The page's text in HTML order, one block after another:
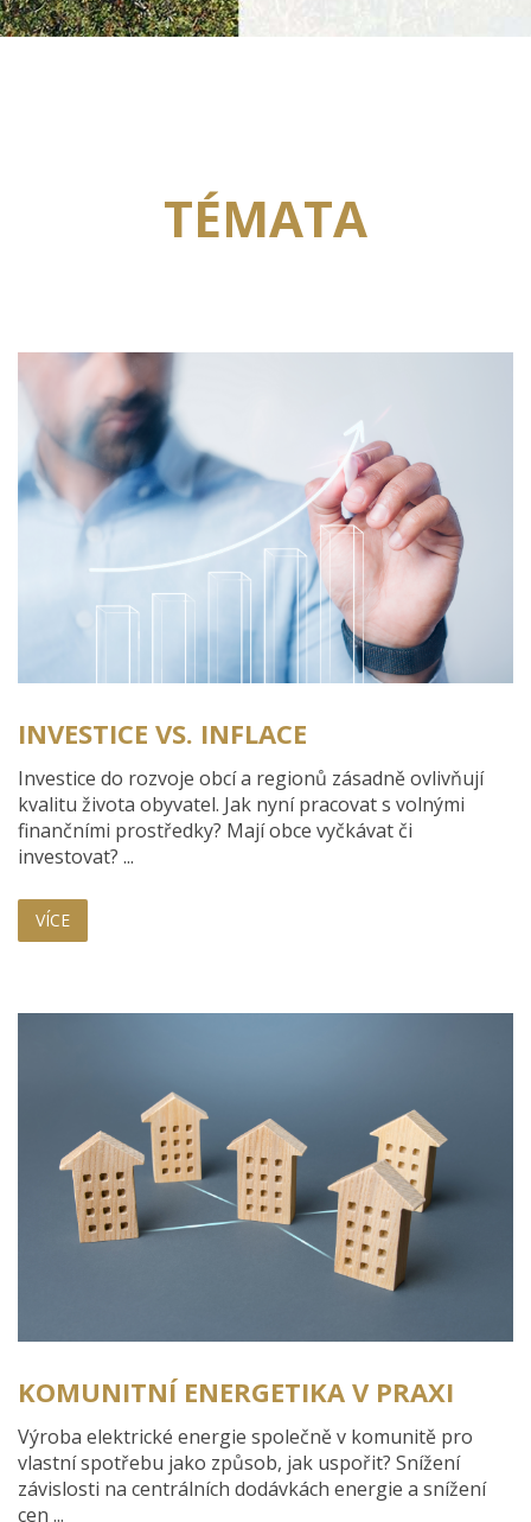
TÉMATA
INVESTICE VS. INFLACE
Investice do rozvoje obcí a regionů zásadně ovlivňují
kvalitu života obyvatel. Jak nyní pracovat s volnými
finančními prostředky? Mají obce vyčkávat či
investovat? ...
VÍCE
KOMUNITNÍ ENERGETIKA V PRAXI
Výroba elektrické energie společně v komunitě pro
vlastní spotřebu jako způsob, jak uspořit? Snížení
závislosti na centrálních dodávkách energie a snížení
cen ...